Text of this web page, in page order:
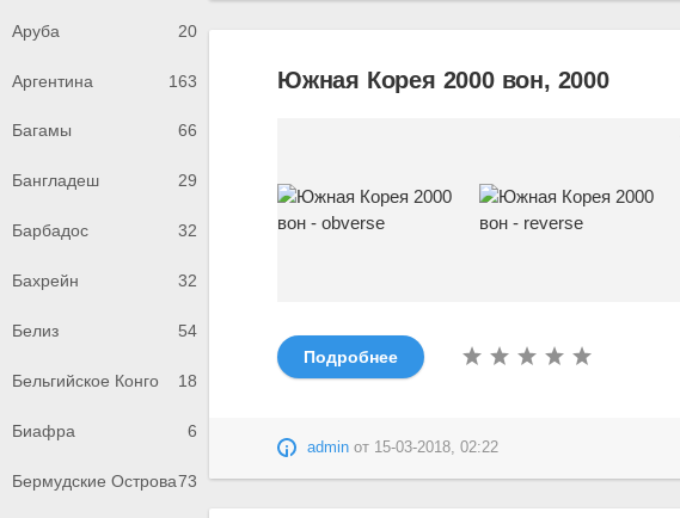
Аруба 20
Аргентина 163
Багамы 66
Бангладеш 29
Барбадос 32
Бахрейн 32
Белиз 54
Бельгийское Конго 18
Биафра 6
Бермудские Острова73
Южная Корея 2000 вон, 2000
Подробнее
admin от 15-03-2018, 02:22